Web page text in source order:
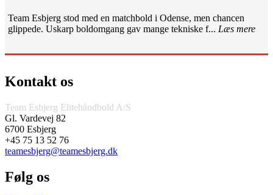
Team Esbjerg stod med en matchbold i Odense, men chancen
glippede. Uskarp boldomgang gav mange tekniske f... Læs mere
Kontakt os
Team Esbjerg Elitehåndbold A/S
Gl. Vardevej 82
6700 Esbjerg
+45 75 13 52 76
teamesbjerg@teamesbjerg.dk
Følg os